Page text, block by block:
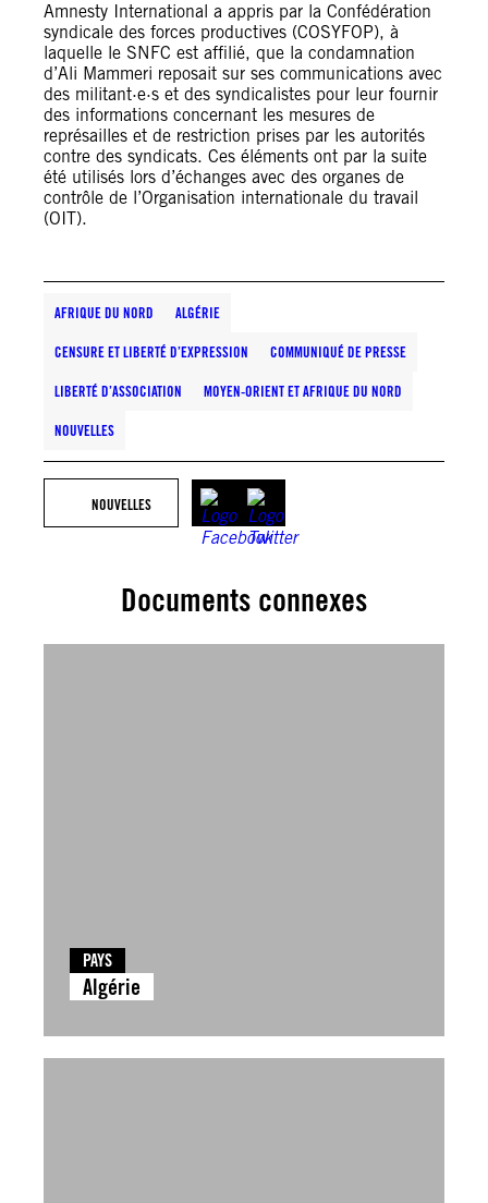
Amnesty International a appris par la Confédération
syndicale des forces productives (COSYFOP), à
laquelle le SNFC est affilié, que la condamnation
d’Ali Mammeri reposait sur ses communications avec
des militant·e·s et des syndicalistes pour leur fournir
des informations concernant les mesures de
représailles et de restriction prises par les autorités
contre des syndicats. Ces éléments ont par la suite
été utilisés lors d’échanges avec des organes de
contrôle de l’Organisation internationale du travail
(OIT).
AFRIQUE DU NORD ALGÉRIE
CENSURE ET LIBERTÉ D’EXPRESSION COMMUNIQUÉ DE PRESSE
LIBERTÉ D’ASSOCIATION MOYEN-ORIENT ET AFRIQUE DU NORD
NOUVELLES
NOUVELLES
Documents connexes
PAYS
Algérie